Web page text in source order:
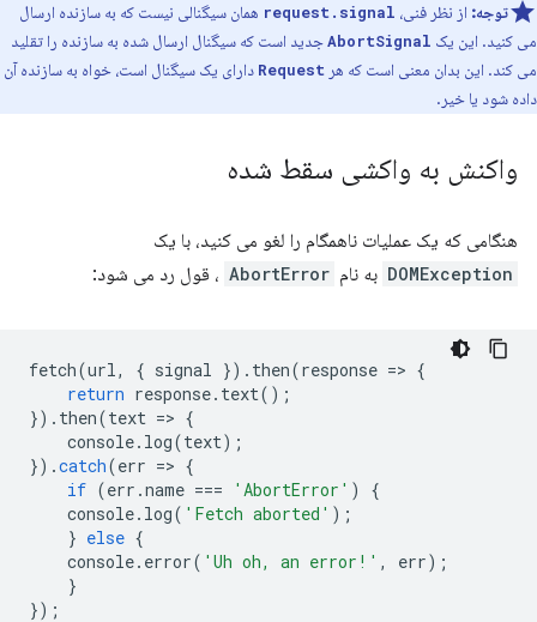
توجه: از نظر فنی، request.signal همان سیگنالی نیست که به سازنده ارسال
می کنید. این یک AbortSignalجدید است که سیگنال ارسال شده به سازنده را تقلید
می کند. این بدان معنی است که هر Request دارای یک سیگنال است، خواه به سازنده آن
داده شود یا خیر.
واکنش به واکشی سقط شده
هنگامی که یک عملیات ناهمگام را لغو می کنید، با یک
DOMException به نام AbortError ، قول رد می شود:
fetch(url, { signal }). then(response => {
return response. text();
}). then(text => {
console. log(text);
}).catch(err => {
if (err .name === 'AbortError' )
{
console. log( 'Fetch aborted' );
} else {
console. error( 'Uh oh, an error!' , err);
}
});